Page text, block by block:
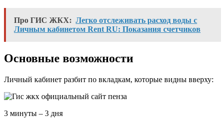
Про ГИС ЖКХ: Легко отслеживать расход воды с
Личным кабинетом Rent RU: Показания счетчиков
Основные возможности
Личный кабинет разбит по вкладкам, которые видны вверху:
3 минуты – 3 дня